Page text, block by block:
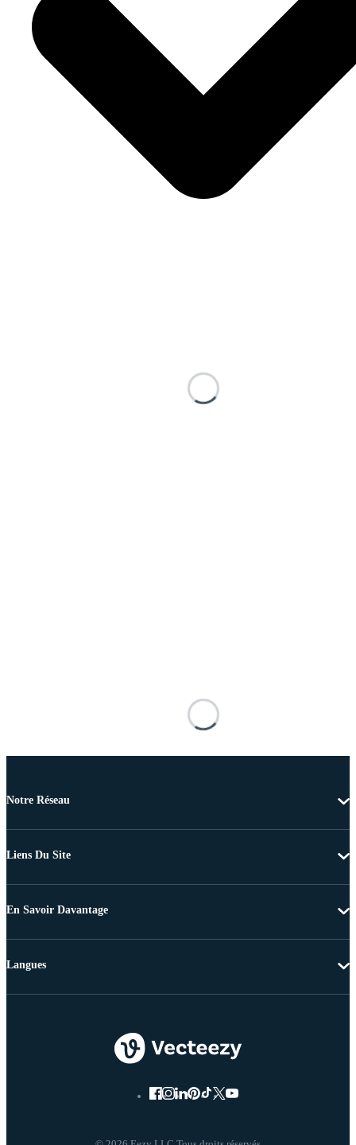
Notre Réseau
Liens Du Site
En Savoir Davantage
Langues